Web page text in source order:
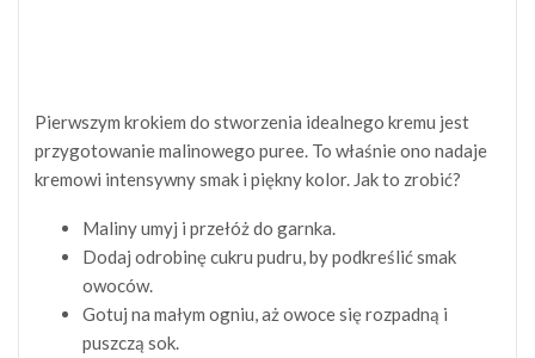
Pierwszym krokiem do stworzenia idealnego kremu jest
przygotowanie malinowego puree. To właśnie ono nadaje
kremowi intensywny smak i piękny kolor. Jak to zrobić?
Maliny umyj i przełóż do garnka.
Dodaj odrobinę cukru pudru, by podkreślić smak
owoców.
Gotuj na małym ogniu, aż owoce się rozpadną i
puszczą sok.